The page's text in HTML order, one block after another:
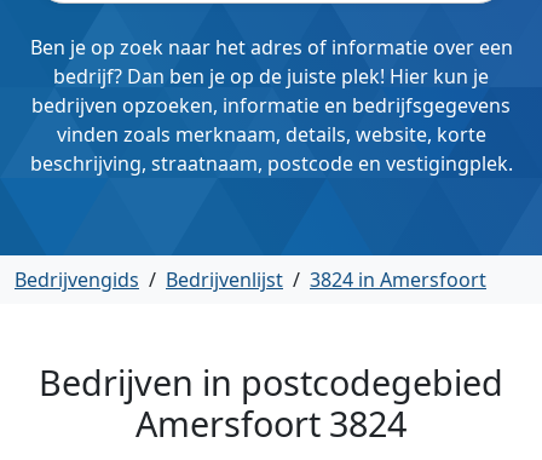
Ben je op zoek naar het adres of informatie over een
bedrijf? Dan ben je op de juiste plek! Hier kun je
bedrijven opzoeken, informatie en bedrijfsgegevens
vinden zoals merknaam, details, website, korte
beschrijving, straatnaam, postcode en vestigingplek.
Bedrijvengids / Bedrijvenlijst / 3824 in Amersfoort
Bedrijven in postcodegebied
Amersfoort 3824